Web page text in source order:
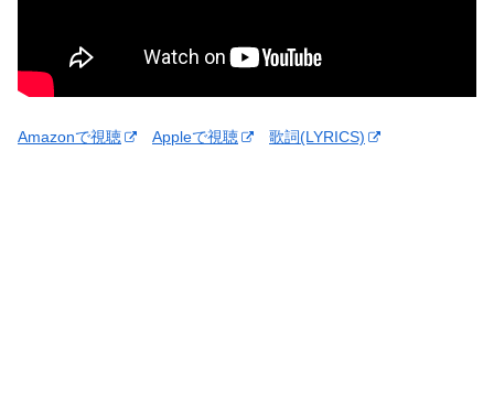
Amazonで視聴 Appleで視聴 歌詞(LYRICS)